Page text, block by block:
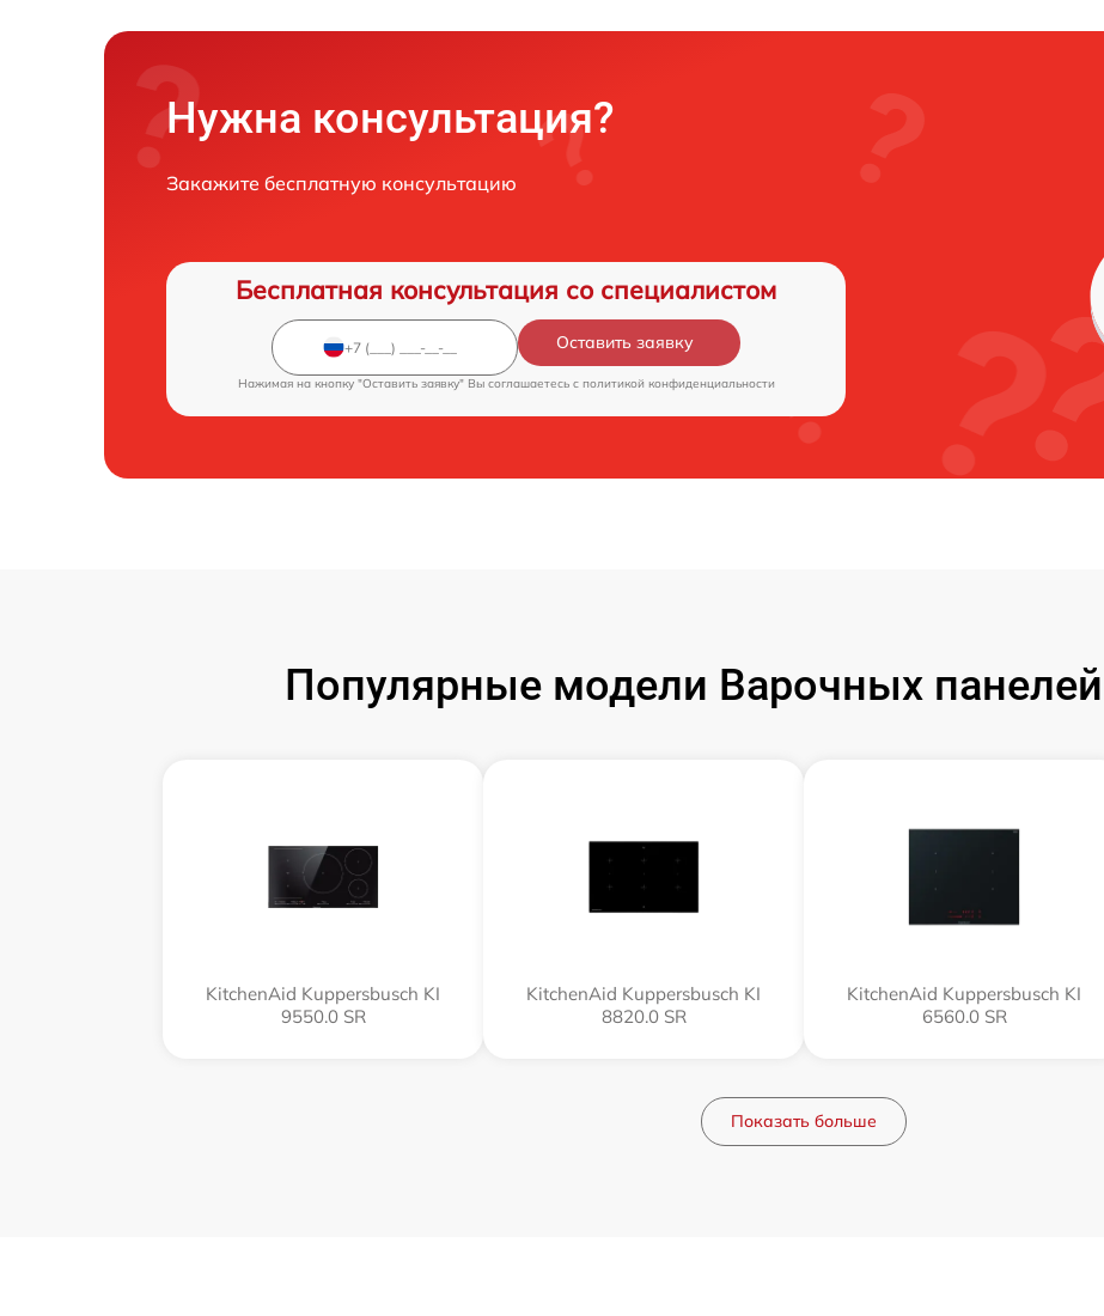
Нужна консультация?
Закажите бесплатную консультацию
Бесплатная консультация со специалистом
Оставить заявку
Нажимая на кнопку "Оставить заявку" Вы соглашаетесь c политикой конфиденциальности
Популярные модели Варочных
KitchenAid Kuppersbusch KI
9550.0 SR
KitchenAid Kuppersbusch KI
8820.0 SR
KitchenAid Kuppersbusch KI
6560.0 SR
Показать больше